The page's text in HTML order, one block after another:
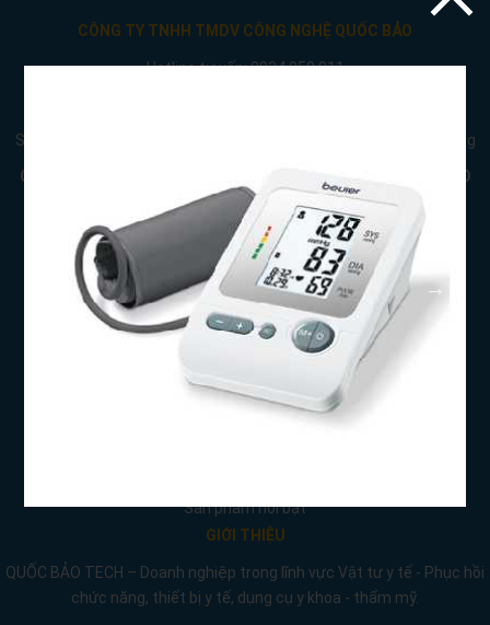
CÔNG TY TNHH TMDV CÔNG NGHỆ QUỐC BẢO
Hotline tư vấn: 0934 950 011
Showroom: 11 Đa Mặn 6, P. Khuê Mỹ, Q. Ngũ Hành Sơn, TP Đà Nẵng
CÔNG TY TNHH THƯƠNG MẠI DỊCH VỤ CÔNG NGHỆ QUỐC BẢO
Mã số thuế:
Điện thoại: 0934.950.011- 0989.529.997
Email: quocbao.med@gmail.com
TRANG THÔNG TIN
Chương trình khuyến mãi
Nhà cung cấp và phân phối
Sản phẩm nổi bật
GIỚI THIỆU
QUỐC BẢO TECH – Doanh nghiệp trong lĩnh vực Vật tư y tế - Phục hồi
chức năng, thiết bị y tế, dụng cụ y khoa - thẩm mỹ.